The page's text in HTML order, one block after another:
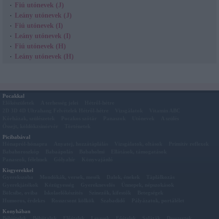
Fiú utónevek (J)
Leány utónevek (J)
Fiú utónevek (I)
Leány utónevek (I)
Fiú utónevek (H)
Leány utónevek (H)
Pocakkal
Picibabával
Kisgyerekkel
Konyhában